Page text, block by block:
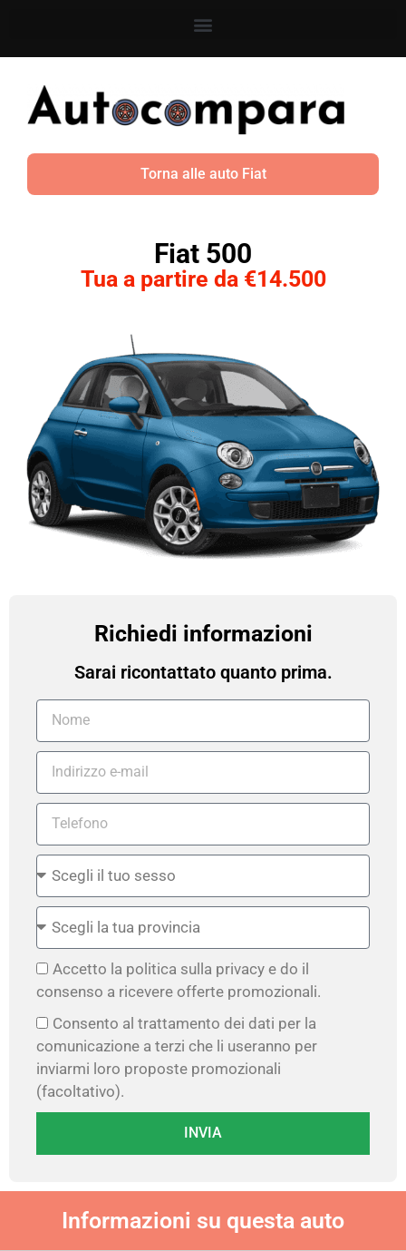
Torna alle auto Fiat
Fiat 500
Tua a partire da €14.500
Richiedi informazioni
Sarai ricontattato quanto prima.
Accetto la politica sulla privacy e do il
consenso a ricevere offerte promozionali.
Consento al trattamento dei dati per la
comunicazione a terzi che li useranno per
inviarmi loro proposte promozionali
(facoltativo).
INVIA
Informazioni su questa auto